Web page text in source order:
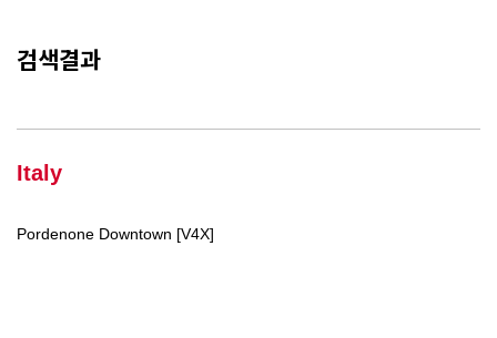
검색결과
Italy
Pordenone Downtown [V4X]